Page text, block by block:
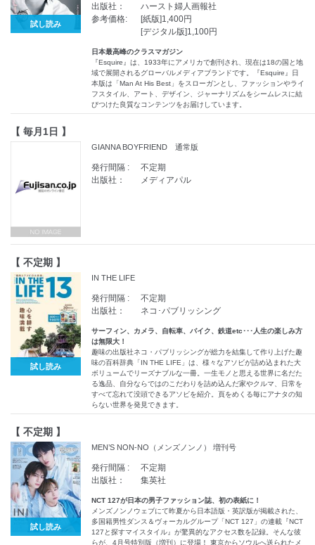
試し読み
出版社：
ハースト婦人画報社
参考価格:
[紙版]1,400円
[デジタル版]1,100円
日本最高峰のクラスマガジン
『Esquire』は、1933年にアメリカで創刊され、現在は18の国と地
域で展開されるグローバルメディアブランドです。『Esquire』日
本版は「Man At His Best」をスローガンとし、ファッションやライ
フスタイル、アート、デザイン、ジャーナリズムをシームレスに結
びつけた良質なコンテンツをお届けしています。
【 毎月1日 】
GIANNA BOYFRIEND 通常版
発行間隔 :
不定期
出版社：
メディアパル
【 不定期 】
試し読み
IN THE LIFE
発行間隔 :
不定期
出版社：
ネコ･パブリッシング
サーフィン、カメラ、自転車、バイク、鉄道etc･･･人生の楽しみ方
は無限大！
趣味の出版社ネコ・パブリッシングが総力を結集して作り上げた趣
味の百科辞典「IN THE LIFE」は、様々なアソビが詰め込まれた大
ボリュームでリーズナブルな一冊。一生モノと思える世界に名だた
る逸品、自分ならではのこだわりを詰め込んだ家やクルマ、日常を
すべて忘れて没頭できるアソビを紹介。頁をめくる毎にアナタの知
らない世界を発見できます。
【 不定期 】
試し読み
MEN’S NON-NO（メンズノンノ） 増刊号
発行間隔 :
不定期
出版社：
集英社
NCT 127が日本の男子ファッション誌、初の表紙に！
メンズノンノウェブにて昨夏から日本語版・英訳版が掲載された、
多国籍男性ダンス＆ヴォーカルグループ「NCT 127」の連載『NCT
127と探すマイスタイル』が驚異的なアクセス数を記録。そんな彼
らが、4月号特別版（増刊）に登場！ 東京からソウルへ送られたメ